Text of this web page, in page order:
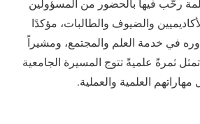
رحَّب فيها بالحضور من المسؤولين
والضيوف والطالبات، مؤكدًا
في خدمة العلم والمجتمع، ومشيراً
ثمرةً علميةً تتوج المسيرة الجامعية
العلمية والعملية.